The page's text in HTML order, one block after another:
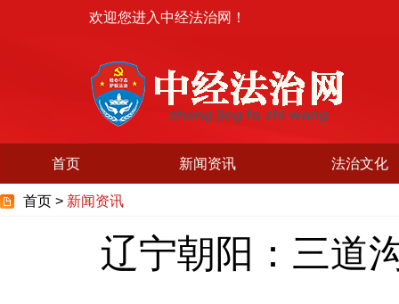
欢迎您进入中经法治网！
首页 新闻资讯 法治文化
首页 > 新闻资讯
辽宁朝阳：三道